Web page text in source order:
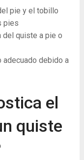
pie y el tobillo
pies
del quiste a pie o
adecuado debido a
el
quiste